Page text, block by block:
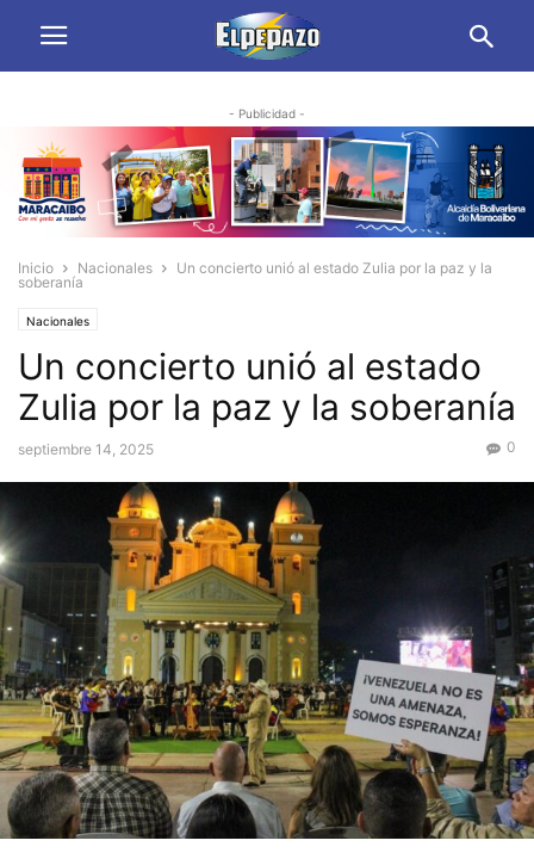
- Publicidad -
Inicio Nacionales
Un concierto unió al estado Zulia por la paz y la
soberanía
Nacionales
Un concierto unió al estado
Zulia por la paz y la soberanía
septiembre 14, 2025 0